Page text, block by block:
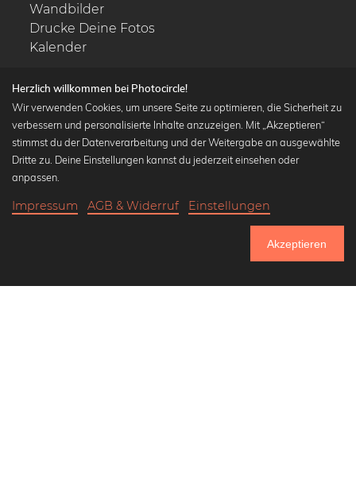
Bis Donnerstag: 20% Rabatt auf alle Bilder
Wandbilder
Drucke Deine Fotos
Kalender
Beliebte Kollektionen
Wandbilder in schwarz-weiß
Bauhaus Bilder
Abstrakte Kunst
Herzlich willkommen bei Photocircle!
Wir verwenden Cookies, um unsere Seite zu optimieren, die Sicherheit zu
verbessern und personalisierte Inhalte anzuzeigen. Mit „Akzeptieren“
stimmst du der Datenverarbeitung und der Weitergabe an ausgewählte
Dritte zu. Deine Einstellungen kannst du jederzeit einsehen oder
anpassen.
Impressum AGB & Widerruf Einstellungen
Akzeptieren